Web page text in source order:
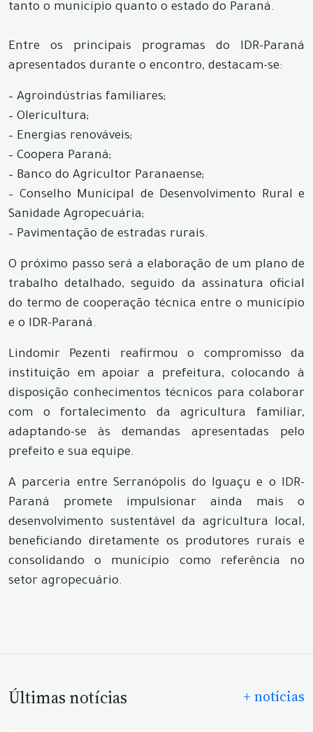
tanto o município quanto o estado do Paraná.
Entre os principais programas do IDR-Paraná
apresentados durante o encontro, destacam-se:
– Agroindústrias familiares;
– Olericultura;
– Energias renováveis;
– Coopera Paraná;
– Banco do Agricultor Paranaense;
– Conselho Municipal de Desenvolvimento Rural e
Sanidade Agropecuária;
– Pavimentação de estradas rurais.
O próximo passo será a elaboração de um plano de
trabalho detalhado, seguido da assinatura oficial
do termo de cooperação técnica entre o município
e o IDR-Paraná.
Lindomir Pezenti reafirmou o compromisso da
instituição em apoiar a prefeitura, colocando à
disposição conhecimentos técnicos para colaborar
com o fortalecimento da agricultura familiar,
adaptando-se às demandas apresentadas pelo
prefeito e sua equipe.
A parceria entre Serranópolis do Iguaçu e o IDR-
Paraná promete impulsionar ainda mais o
desenvolvimento sustentável da agricultura local,
beneficiando diretamente os produtores rurais e
consolidando o município como referência no
setor agropecuário.
Últimas notícias + notícias